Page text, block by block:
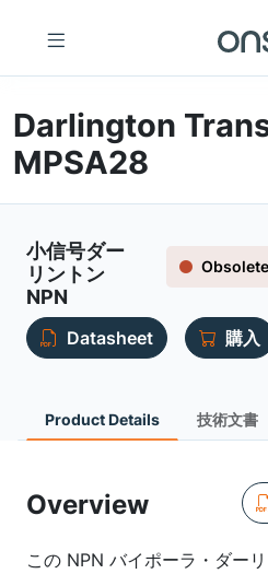
Darlington
MPSA28
小信号ダー
リントン
NPN
Obsolete
Datasheet 購入
Product Details 技術文書
Overview
この NPN バイポーラ・ダー